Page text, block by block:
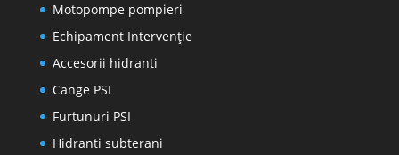
Motopompe pompieri
Echipament Intervenție
Accesorii hidranti
Cange PSI
Furtunuri PSI
Hidranti subterani